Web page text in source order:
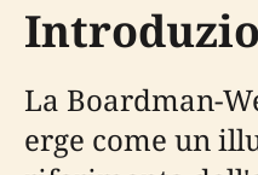
La Boardman-
erge come un